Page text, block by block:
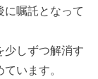
に嘱託となって
少しずつ解消す
います。